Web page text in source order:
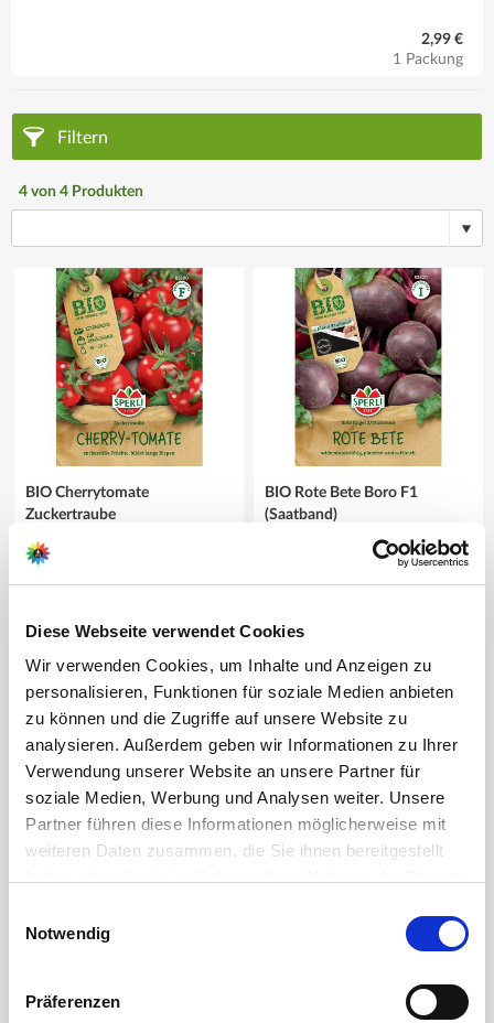
Diese Webseite verwendet Cookies
Wir verwenden Cookies, um Inhalte und Anzeigen zu
personalisieren, Funktionen für soziale Medien anbieten
zu können und die Zugriffe auf unsere Website zu
analysieren. Außerdem geben wir Informationen zu Ihrer
Verwendung unserer Website an unsere Partner für
soziale Medien, Werbung und Analysen weiter. Unsere
Partner führen diese Informationen möglicherweise mit
weiteren Daten zusammen, die Sie ihnen bereitgestellt
betätigen Sie anschließend den "OK"-Button:
Notwendig
Präferenzen
2,99 €
1 Packung
Filtern
4 von 4 Produkten
BIO Cherrytomate
Zuckertraube
1 Packung
BIO Rote Bete Boro F1
(Saatband)
3,99 €
1 Packung
Bio-Saatgut Schnittlauch
BIO Salat Babyleaf Mischung
- Saatband
1 Packung